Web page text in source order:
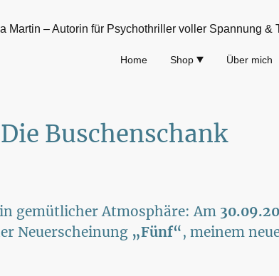
Martin – Autorin für Psychothriller voller Spannung &
Home Shop Über mich
Buschenschank
gemütlicher Atmosphäre: Am
Neuerscheinung „Fünf“, meinem